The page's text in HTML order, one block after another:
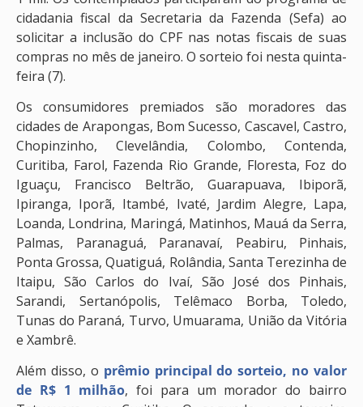
cidadania fiscal da Secretaria da Fazenda (Sefa) ao
solicitar a inclusão do CPF nas notas fiscais de suas
compras no mês de janeiro. O sorteio foi nesta quinta-
feira (7).
Os consumidores premiados são moradores das
cidades de Arapongas, Bom Sucesso, Cascavel, Castro,
Chopinzinho, Clevelândia, Colombo, Contenda,
Curitiba, Farol, Fazenda Rio Grande, Floresta, Foz do
Iguaçu, Francisco Beltrão, Guarapuava, Ibiporã,
Ipiranga, Iporã, Itambé, Ivaté, Jardim Alegre, Lapa,
Loanda, Londrina, Maringá, Matinhos, Mauá da Serra,
Palmas, Paranaguá, Paranavaí, Peabiru, Pinhais,
Ponta Grossa, Quatiguá, Rolândia, Santa Terezinha de
Itaipu, São Carlos do Ivaí, São José dos Pinhais,
Sarandi, Sertanópolis, Telêmaco Borba, Toledo,
Tunas do Paraná, Turvo, Umuarama, União da Vitória
e Xambrê.
Além disso, o prêmio principal do sorteio, no valor
de R$ 1 milhão, foi para um morador do bairro